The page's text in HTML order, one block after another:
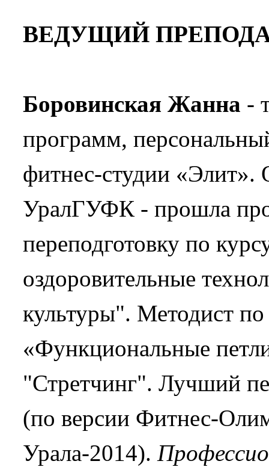
ВЕДУЩИЙ
Боровинская Жанна -
программ,
фитнес-студии
УралГУФК - прошла
переподготовку по
оздоровительные
культуры". Методист
«Функциональные
"Стретчинг". Лучший
(по версии Фитнес-
Урала-2014).